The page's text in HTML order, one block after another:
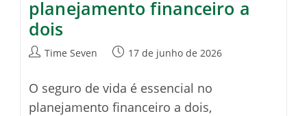
planejamento financeiro a
dois
Autor
post:
Time Seven
Post17 de junho de 2026
O seguro de vida é essencial no
planejamento financeiro a dois,